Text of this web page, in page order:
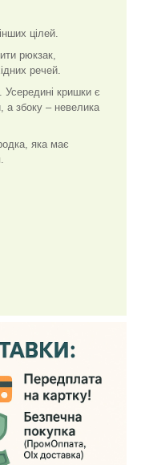
цілей.
рюкзак,
речей.
Усередині кришки є
а збоку – невелика
яка має